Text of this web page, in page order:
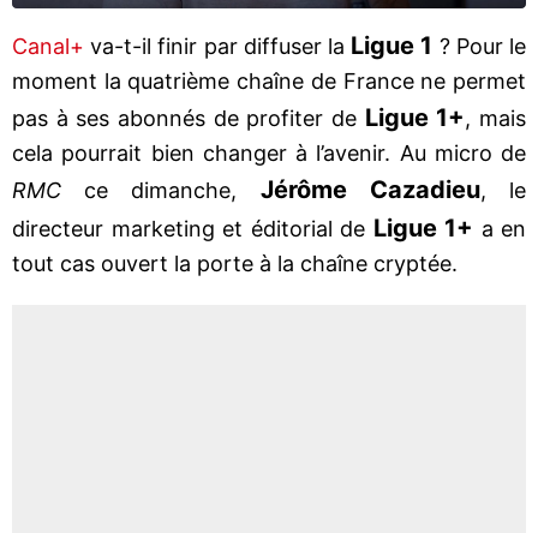
Canal+ va-t-il finir par diffuser la Ligue 1 ? Pour le
moment la quatrième chaîne de France ne permet
pas à ses abonnés de profiter de Ligue 1+, mais
cela pourrait bien changer à l’avenir. Au micro de
RMC ce dimanche, Jérôme Cazadieu, le
directeur marketing et éditorial de Ligue 1+ a en
tout cas ouvert la porte à la chaîne cryptée.